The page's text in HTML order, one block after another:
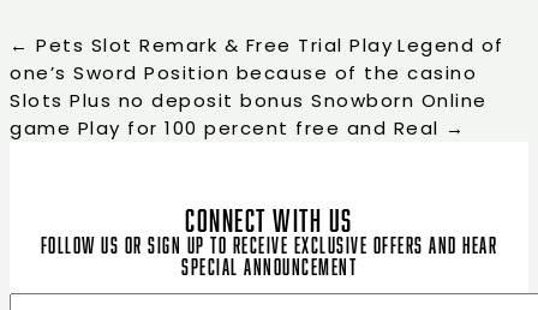
← Pets Slot Remark & Free Trial Play Legend of
one’s Sword Position because of the casino
Slots Plus no deposit bonus Snowborn Online
game Play for 100 percent free and Real →
CONNECT WITH US
Follow us or sign up to receive exclusive offers and hear
special announcement